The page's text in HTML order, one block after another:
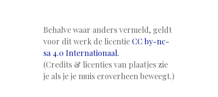
Behalve waar anders vermeld, geldt
voor dit werk de licentie CC by-nc-
sa 4.0 Internationaal.
(Credits & licenties van plaatjes zie
je als je je muis eroverheen beweegt.)